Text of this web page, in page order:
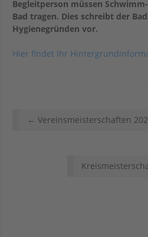
Begleitperson müssen
Bad tragen. Dies schreibt der
Hygienegründen vor.
Hier findet ihr
← Vereinsmeisterschaften